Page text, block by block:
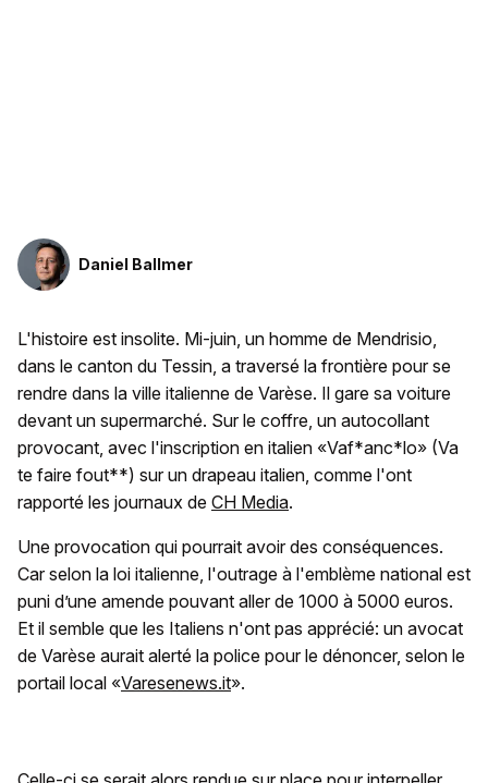
Daniel Ballmer
L'histoire est insolite. Mi-juin, un homme de Mendrisio,
dans le canton du Tessin, a traversé la frontière pour se
rendre dans la ville italienne de Varèse. Il gare sa voiture
devant un supermarché. Sur le coffre, un autocollant
provocant, avec l'inscription en italien «Vaf*anc*lo» (Va
te faire fout**) sur un drapeau italien, comme l'ont
rapporté les journaux de CH Media.
Une provocation qui pourrait avoir des conséquences.
Car selon la loi italienne, l'outrage à l'emblème national est
puni d’une amende pouvant aller de 1000 à 5000 euros.
Et il semble que les Italiens n'ont pas apprécié: un avocat
de Varèse aurait alerté la police pour le dénoncer, selon le
portail local «Varesenews.it».